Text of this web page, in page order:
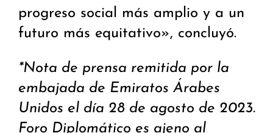
progreso social más amplio y a un
futuro más equitativo», concluyó.
*Nota de prensa remitida por la
embajada de Emiratos Árabes
Unidos el día 28 de agosto de 2023.
Foro Diplomático es ajeno al